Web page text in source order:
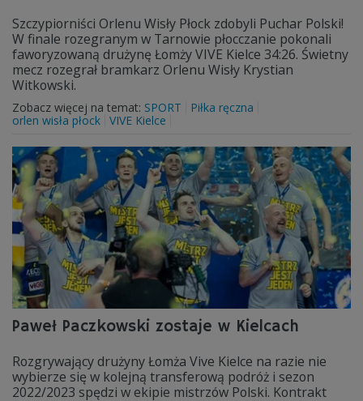
Szczypiorniści Orlenu Wisły Płock zdobyli Puchar Polski!
W finale rozegranym w Tarnowie płocczanie pokonali
faworyzowaną drużynę Łomży VIVE Kielce 34:26. Świetny
mecz rozegrał bramkarz Orlenu Wisły Krystian
Witkowski.
Zobacz więcej na temat: SPORT
Piłka ręczna
orlen wisła płock VIVE Kielce
Paweł Paczkowski zostaje w Kielcach
Rozgrywający drużyny Łomża Vive Kielce na razie nie
wybierze się w kolejną transferową podróż i sezon
2022/2023 spędzi w ekipie mistrzów Polski. Kontrakt